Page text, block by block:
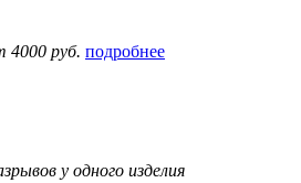
4000 руб. подробнее
у одного изделия